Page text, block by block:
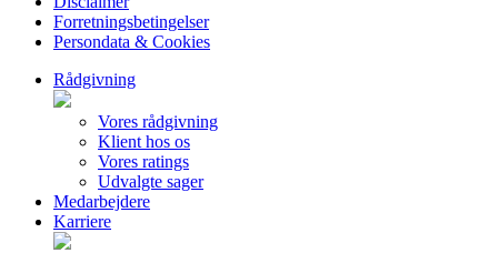
Forretningsbetingelser
Persondata & Cookies
Rådgivning
Vores rådgivning
Klient hos os
Vores ratings
Udvalgte sager
Medarbejdere
Karriere